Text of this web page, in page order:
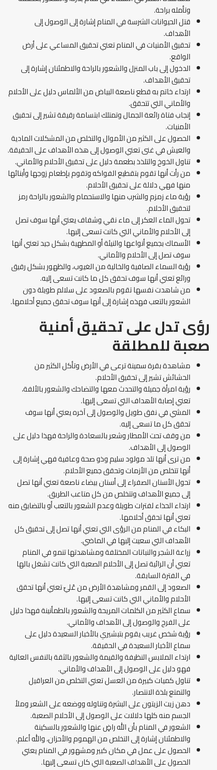
وتأمله براحة.
قتل الحيوانات الشرسة في المنام إشارة إلى الوصول إلى
الأهداف.
تحقيق الأمنيات في المنام تعني تحقيق المساعي على أرض
الواقع.
الدخول إلى باب المنزل والشعور بالراحة والاطمئنان إشارة إلى
تحقيق الأهداف.
ارتداء خاتم به قطع ناصعة البياض من الألماس دليل على الأحلام
والأماني التي تتحقق.
إنجاب فتاة رائعة الجمال وتمتلك ابتسامة رقيقة تشير إلى تحقيق
الأمنيات.
الحصول على الكثير من الأموال والتخلص من المشكلات المادية
والعيش في غنى تعني الوصول إلى هذه الأهداف على الحقيقة.
تناول الخوخ والتلذذ بطعمة دليل على تحقيق الأحلام والأماني.
من رأت أنها تقوم بتقطيع الفواكه وتقوم بإطعام زوجها وأبنائها
منها فهي دلالة على تحقيق الأحلام.
رؤية ماء زمزم والشرب منها والاستحمام والشعور بالراحة رمز
لتحقيق الأحلام.
تحول الماء العكر إلى ماء نقي وشفاف يعني أنها سوف تصل
إلى الأحلام والأماني التي كانت تسعى إليها.
الأسماك بجميع أنواعها والنيئة أو المطهية بشكل جيد تعني أنها
سوف تصل إلى الأحلام والأماني.
رؤية السماء الصافية والخالية من الغيوب، والظهور بشكل رقيق
ورائع تعني أنها سوف تحقق كل ما كانت تسعى إليه.
من شاهدت نفسها تقوم بالصعود على سلالم طويلة دون
الشعور بالتعب فهذه إشارة إلى أنها سوف تحقق جميع أحلامها.
رؤى تدل على تحقيق أمنية
صعبة للمطلقة
مشاهدة بقرة سمينة ترعى في الأرض وتأكل الكثير من
الحشائش تشير إلى تحقيق الأحلام.
رؤية امرأة جميلة والتحدث معها والتضاحك والشعور بالألفة،
تعني إصابة الأهداف التي تسعى إليها.
المشي في نفق طويل والوصول إلى آخره يعني أنها سوف
تحقق كل ما تسعى إليه.
من وقف تحت الأمطار وشعر بالسعادة والراحة فهذا دليل على
الوصول إلى الأهداف.
من ترى أنها تلد مولود سليم وذو صحة وعافية فهي إشارة إلى
أنها تتخلص من الأزمات وتحقق جميع الأحلام.
تحول الأسنان الصفراء إلى أسنان بيضاء ناصعة تعني أنها تصل
إلى جميع الأهداف وتتخلص من كل متاعب الطريق.
ارتداء الحذاء لفترات طويلة وعدم الشعور بالتعب أو بالتضايق منه
تعني أنها تحقق أحلامها.
البكاء في المنام من الرؤى التي تعني أنها تصل إلى تحقيق كل
الأهداف التي سعيت إليها في الماضي.
زراعة الشجر والنباتات المختلفة ومشاهدتها تنمو في المنام
تعني أن الرائية تصل إلى الأحلام الصعبة التي كانت تشغل بالها
في الفترة السابقة.
الصعود إلى القمر ومشاهدة الأرض من عُليّ تعني أنها تحقق
الأحلام والأماني التي كانت تسعى إليها.
سماع الكثير من الكلمات المريحة والشعور بالطمأنينة فهذا دليل
على الفرج والوصول إلى الأهداف والأماني.
رؤية شخص غريب يقوم بتبشيري بالأخبار السعيدة دليل على
سماع الأخبار السعيدة في الحقيقة.
ارتداء الملابس النظيفة والقيمة والشعور بالثقة بالنفس العالية
فهو دليل على الوصول إلى الأهداف والأماني.
تناول كميات كبيرة من العسل تعني التخلص من العراقيل
والتمتع بلذة الانتصار.
دهن زيت الزيتون على البشرة وتناوله ووضعه على الشعر وملأ
الجسم منه كلها دلالات على الوصول إلى الأحلام الصعبة.
الشعور في المنام بأن الله راضٍ عنها والشعور بالسكينة
والاطمئنان إشارة إلى التخلص من الهموم والأحزان، والله أعلم.
الحصول على عمل في مكان كبير ومشهور في المنام يعني
الحصول على الأهداف الصعبة التي كان تسعى إليها.